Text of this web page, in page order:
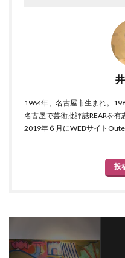
1964年、名古屋市生まれ。
名古屋で芸術批評誌REARを有
2019年６月にWEBサイト
投